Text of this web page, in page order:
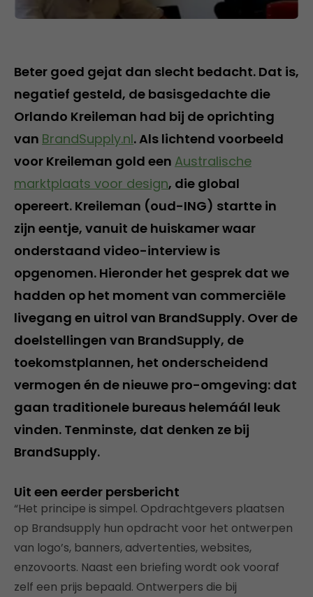
Beter goed gejat dan slecht bedacht. Dat is,
negatief gesteld, de basisgedachte die
Orlando Kreileman had bij de oprichting
van BrandSupply.nl. Als lichtend voorbeeld
voor Kreileman gold een Australische
marktplaats voor design, die global
opereert. Kreileman (oud-ING) startte in
zijn eentje, vanuit de huiskamer waar
onderstaand video-interview is
opgenomen. Hieronder het gesprek dat we
hadden op het moment van commerciële
livegang en uitrol van BrandSupply. Over de
doelstellingen van BrandSupply, de
toekomstplannen, het onderscheidend
vermogen én de nieuwe pro-omgeving: dat
gaan traditionele bureaus helemáál leuk
vinden. Tenminste, dat denken ze bij
BrandSupply.
Uit een eerder persbericht
“Het principe is simpel. Opdrachtgevers plaatsen
op Brandsupply hun opdracht voor het ontwerpen
van logo’s, banners, advertenties, websites,
enzovoorts. Naast een briefing wordt ook vooraf
zelf een prijs bepaald. Ontwerpers die bij